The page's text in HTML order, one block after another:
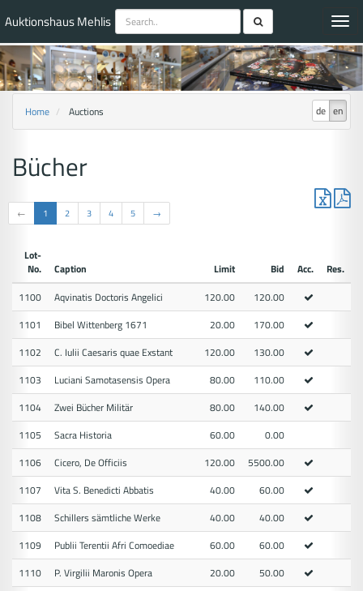
Auktionshaus Mehlis
de en
Home Auctions
Bücher
← 1 2 3 4 5 →
Lot-
No.
Caption Limit Bid Acc.
Res.
1100
Aqvinatis Doctoris Angelici 120.00
120.00
1101
Bibel Wittenberg 1671 20.00
170.00
1102
C. Iulii Caesaris quae Exstant 120.00
130.00
1103
Luciani Samotasensis Opera 80.00
110.00
1104
Zwei Bücher Militär 80.00
140.00
1105
Sacra Historia 60.00
0.00
1106
Cicero, De Officiis 120.00
5500.00
1107
Vita S. Benedicti Abbatis 40.00
60.00
1108
Schillers sämtliche Werke 40.00
40.00
1109
Publii Terentii Afri Comoediae 60.00
60.00
1110
P. Virgilii Maronis Opera 20.00
50.00